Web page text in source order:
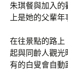
朱琪餐與加入的
上是她的父輩年
在往景點的路上
起與同齡人觀光
有的白叟會自